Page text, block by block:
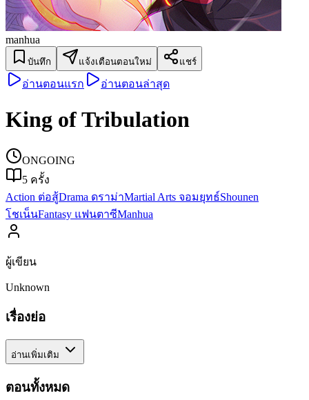
manhua
บันทึก แจ้งเตือนตอนใหม่ แชร์
อ่านตอนแรก อ่านตอนล่าสุด
King of Tribulation
ONGOING
5 ครั้ง
Action ต่อสู้Drama ดราม่าMartial Arts จอมยุทธ์Shounen
โชเน็นFantasy แฟนตาซีManhua
ผู้เขียน
Unknown
เรื่องย่อ
อ่านเพิ่มเติม
ตอนทั้งหมด